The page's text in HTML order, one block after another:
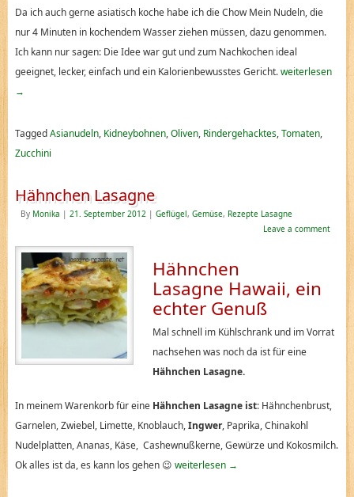
Da ich auch gerne asiatisch koche habe ich die Chow Mein Nudeln, die
nur 4 Minuten in kochendem Wasser ziehen müssen, dazu genommen.
Ich kann nur sagen: Die Idee war gut und zum Nachkochen ideal
geeignet, lecker, einfach und ein Kalorienbewusstes Gericht.weiterlesen
→
TaggedAsianudeln, Kidneybohnen,Oliven, Rindergehacktes,Tomaten,
Zucchini
Hähnchen Lasagne
By Monika | 21. September 2012 | Geflügel, Gemüse, Rezepte Lasagne
Leave a comment
Hähnchen
Lasagne Hawaii, ein
echter Genuß
Mal schnell im Kühlschrank und im Vorrat
nachsehen was noch da ist für eine
Hähnchen Lasagne.
In meinem Warenkorb für eine Hähnchen Lasagne ist: Hähnchenbrust,
Garnelen, Zwiebel, Limette, Knoblauch,Ingwer, Paprika, Chinakohl
Nudelplatten, Ananas, Käse, Cashewnußkerne, Gewürze und Kokosmilch.
Ok alles ist da, es kann los gehen 😉 weiterlesen →